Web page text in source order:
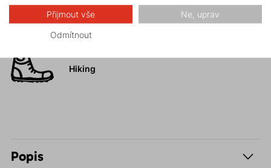
Skalní lezení a
ferraty
Hiking
Popis
Přijmout vše Ne, uprav
Odmítnout